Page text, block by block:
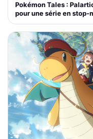
Pokémon Tales :
pour une série en stop-